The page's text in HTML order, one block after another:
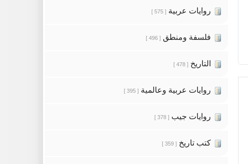
روايات عربية [ 575 ]
فلسفة ومنطق [ 496 ]
التاريخ [ 478 ]
روايات عربية وعالمية [ 395 ]
روايات جيب [ 378 ]
كتب تاريخ [ 359 ]